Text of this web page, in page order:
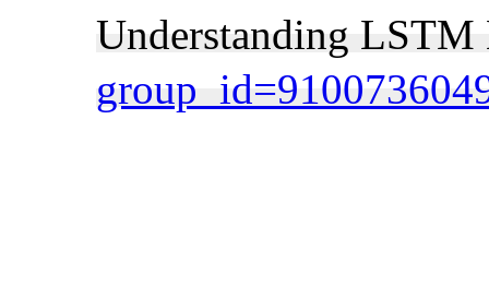
Understanding